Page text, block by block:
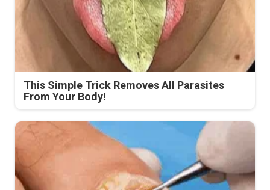
This Simple Trick Removes All Parasites
From Your Body!